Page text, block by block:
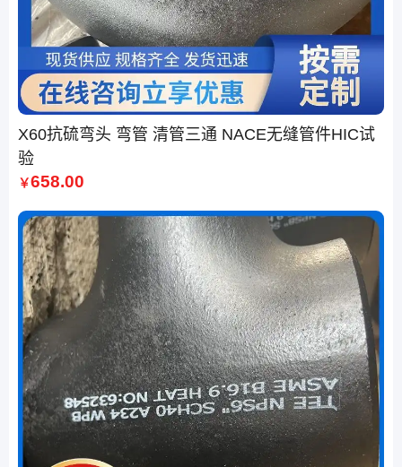
X60抗硫弯头 弯管 清管三通 NACE无缝管件HIC试
验
￥658.00